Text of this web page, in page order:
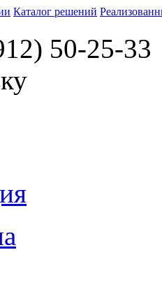
Каталог решений
50-25-33